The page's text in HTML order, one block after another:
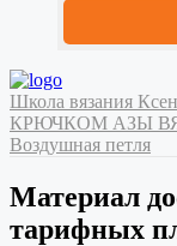
Школа вязания
КРЮЧКОМ АЗЫ
Воздушная петля
Материал
тарифных